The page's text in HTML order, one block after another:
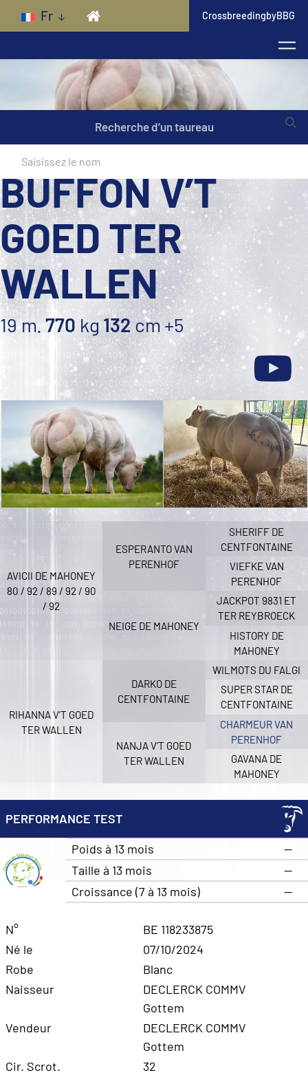
Skip to main content
Fr CrossbreedingbyBBG
Recherche d’un taureau
BUFFON V’T
GOED TER
WALLEN
19 m. 770 kg 132cm+5
AVICII DE MAHONEY
80 / 92 / 89 / 92 / 90
/ 92
ESPERANTO VAN
PERENHOF
NEIGE DE MAHONEY
SHERIFF DE
CENTFONTAINE
VIEFKE VAN
PERENHOF
JACKPOT 9831 ET
TER REYBROECK
HISTORY DE
MAHONEY
RIHANNA V’T GOED
TER WALLEN
DARKO DE
CENTFONTAINE
NANJA V’T GOED
TER WALLEN
WILMOTS DU FALGI
SUPER STAR DE
CENTFONTAINE
CHARMEUR VAN
PERENHOF
GAVANA DE
MAHONEY
PERFORMANCE TEST
Poids à 13 mois
—
Taille à 13 mois
—
Croissance (7 à 13 mois)
—
N°
BE 118233875
Né le
07/10/2024
Robe
Blanc
Naisseur
DECLERCK COMMV
Gottem
Vendeur
DECLERCK COMMV
Gottem
Cir. Scrot.
32